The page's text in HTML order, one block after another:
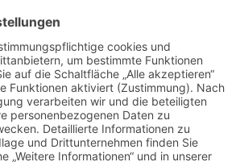
Sie einen
Kurzurlaub
neue Wege gehen: Spielideen,